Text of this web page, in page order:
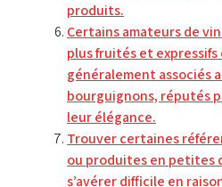
produits.
Certains amateurs de
plus fruités et expressifs
généralement associés
bourguignons, réputés
leur élégance.
Trouver certaines
ou produites en petites
s’avérer difficile en